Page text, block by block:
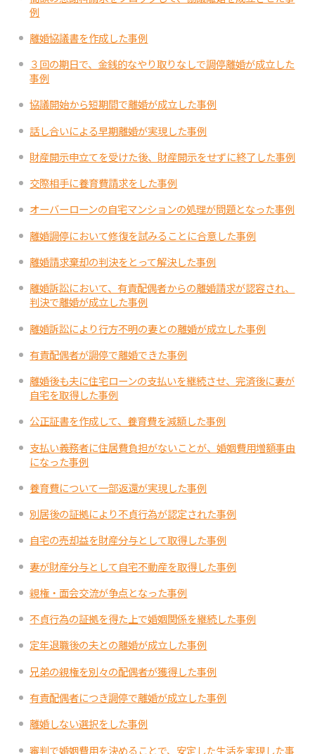
例
離婚協議書を作成した事例
３回の期日で、金銭的なやり取りなしで調停離婚が成立した
事例
協議開始から短期間で離婚が成立した事例
話し合いによる早期離婚が実現した事例
財産開示申立てを受けた後、財産開示をせずに終了した事例
交際相手に養育費請求をした事例
オーバーローンの自宅マンションの処理が問題となった事例
離婚調停において修復を試みることに合意した事例
離婚請求棄却の判決をとって解決した事例
離婚訴訟において、有責配偶者からの離婚請求が認容され、
判決で離婚が成立した事例
離婚訴訟により行方不明の妻との離婚が成立した事例
有責配偶者が調停で離婚できた事例
離婚後も夫に住宅ローンの支払いを継続させ、完済後に妻が
自宅を取得した事例
公正証書を作成して、養育費を減額した事例
支払い義務者に住居費負担がないことが、婚姻費用増額事由
になった事例
養育費について一部返還が実現した事例
別居後の証拠により不貞行為が認定された事例
自宅の売却益を財産分与として取得した事例
妻が財産分与として自宅不動産を取得した事例
親権・面会交流が争点となった事例
不貞行為の証拠を得た上で婚姻関係を継続した事例
定年退職後の夫との離婚が成立した事例
兄弟の親権を別々の配偶者が獲得した事例
有責配偶者につき調停で離婚が成立した事例
離婚しない選択をした事例
審判で婚姻費用を決めることで、安定した生活を実現した事